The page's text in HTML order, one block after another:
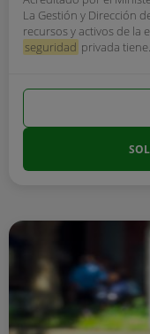
La Gestión y Dirección
recursos y activos de la
seguridad privada